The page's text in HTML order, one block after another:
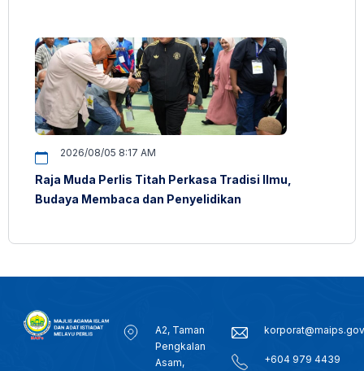
2026/08/05 8:17 AM
Raja Muda Perlis Titah Perkasa Tradisi Ilmu,
Budaya Membaca dan Penyelidikan
A2, Taman
Pengkalan
Asam,
+604 979 4439